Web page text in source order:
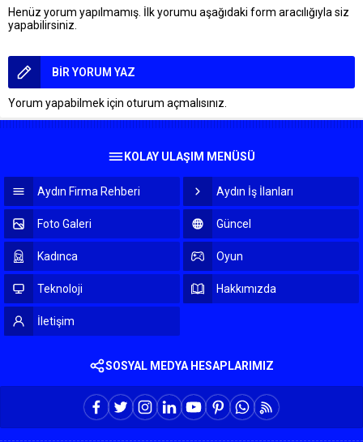
Henüz yorum yapılmamış. İlk yorumu aşağıdaki form aracılığıyla siz
yapabilirsiniz.
BİR YORUM YAZ
Yorum yapabilmek için oturum açmalısınız
KOLAY ULAŞIM MENÜSÜ
Aydın Firma Rehberi Aydın İş İlanları
Foto Galeri Güncel
Kadınca Oyun
Teknoloji Hakkımızda
İletişim
SOSYAL MEDYA HESAPLARIMIZ